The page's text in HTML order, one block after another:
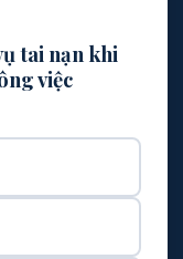
tai nạn khi
việc